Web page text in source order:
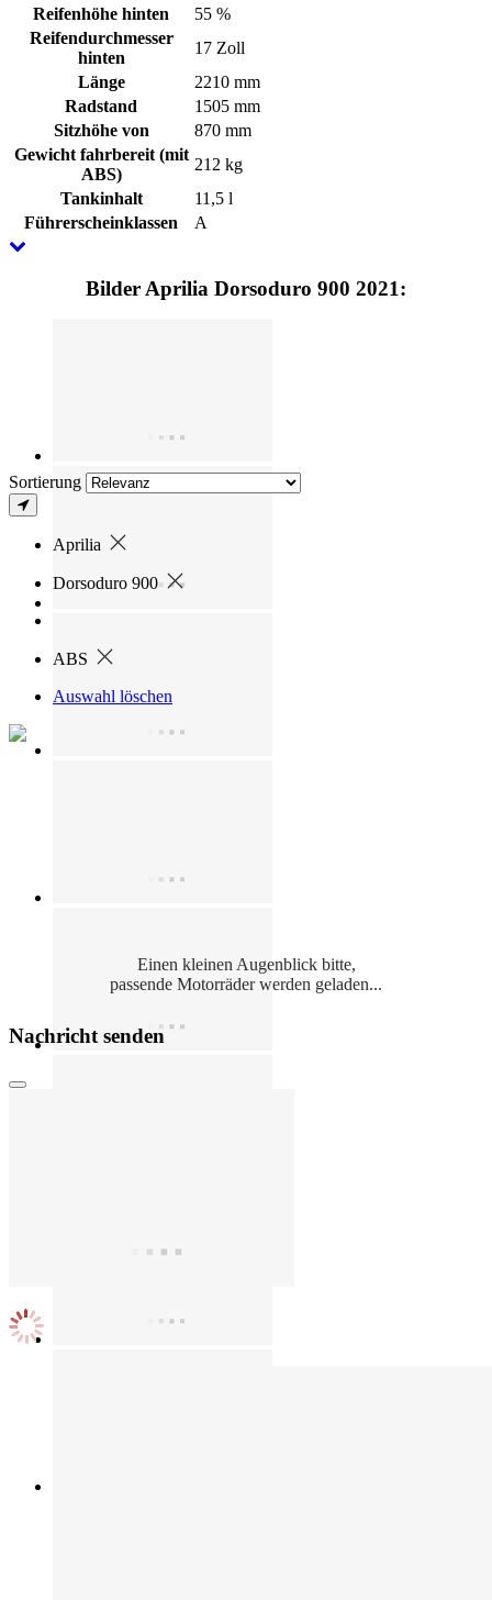
Reifenhöhe hinten
55 %
Reifendurchmesser
hinten
17 Zoll
Länge
2210 mm
Radstand
1505 mm
Sitzhöhe von
870 mm
Gewicht fahrbereit (mit
ABS)
212 kg
Tankinhalt
11,5 l
Führerscheinklassen
A
Bilder Aprilia Dorsoduro 900 2021:
Sortierung
Aprilia
Dorsoduro 900
ABS
Auswahl löschen
Einen kleinen Augenblick bitte,
passende Motorräder werden geladen...
Nachricht senden